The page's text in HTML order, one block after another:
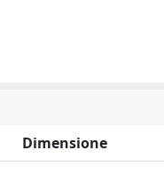
Dimensione